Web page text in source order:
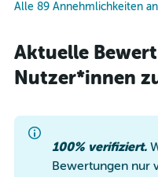
Alle 89 Annehmlichkeiten
Aktuelle
Nutzer*innen
100% verifiziert.
Bewertungen nur